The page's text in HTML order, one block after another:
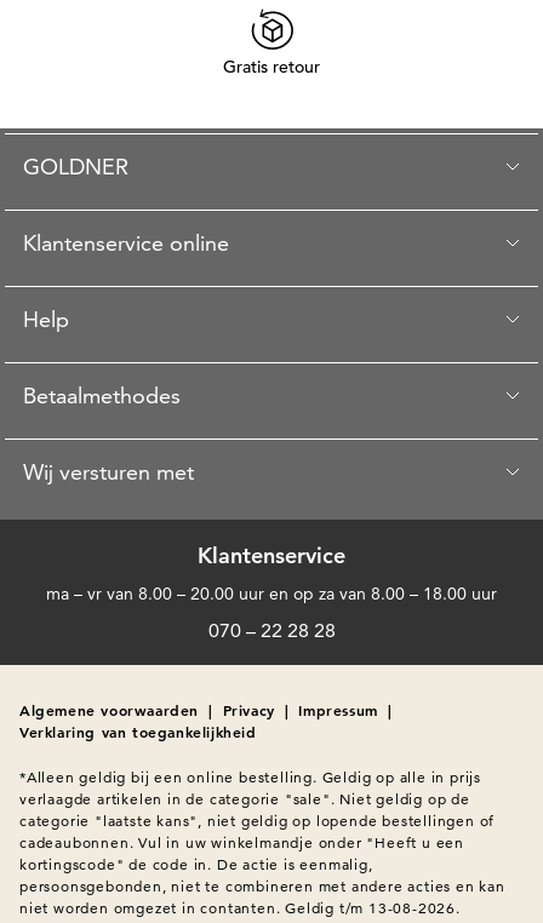
Gratis retour
GOLDNER
Klantenservice online
Help
Betaalmethodes
Wij versturen met
Klantenservice
ma – vr van 8.00 – 20.00 uur en op za van 8.00 – 18.00 uur
070 – 22 28 28
Algemene voorwaarden | Privacy | Impressum |
Verklaring van toegankelijkheid
*Alleen geldig bij een online bestelling. Geldig op alle in prijs
verlaagde artikelen in de categorie "sale". Niet geldig op de
categorie "laatste kans", niet geldig op lopende bestellingen of
cadeaubonnen. Vul in uw winkelmandje onder "Heeft u een
kortingscode" de code in. De actie is eenmalig,
persoonsgebonden, niet te combineren met andere acties en kan
niet worden omgezet in contanten. Geldig t/m 13-08-2026.